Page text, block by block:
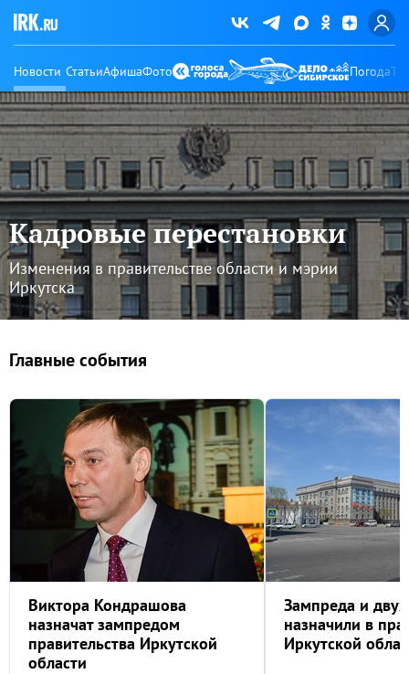
Новости СтатьиАфишаФото Погода
Кадровые перестановки
Изменения в правительстве области и мэрии
Иркутска
Главные события
Виктора Кондрашова
назначат зампредом
правительства Иркутской
области
Зампреда и
назначили в
Иркутской